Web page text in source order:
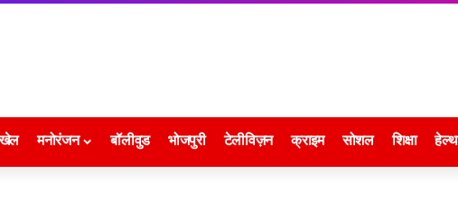
मनोरंजन बॉलीवुड भोजपुरी टेलीविज़न क्राइम सोशल शिक्षा हेल्थ